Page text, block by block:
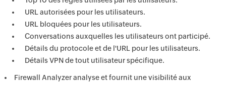
URL autorisées pour les utilisateurs.
URL bloquées pour les utilisateurs.
Conversations auxquelles les utilisateurs ont participé.
Détails du protocole et de l'URL pour les utilisateurs.
Détails VPN de tout utilisateur spécifique.
Firewall Analyzer analyse et fournit une visibilité aux